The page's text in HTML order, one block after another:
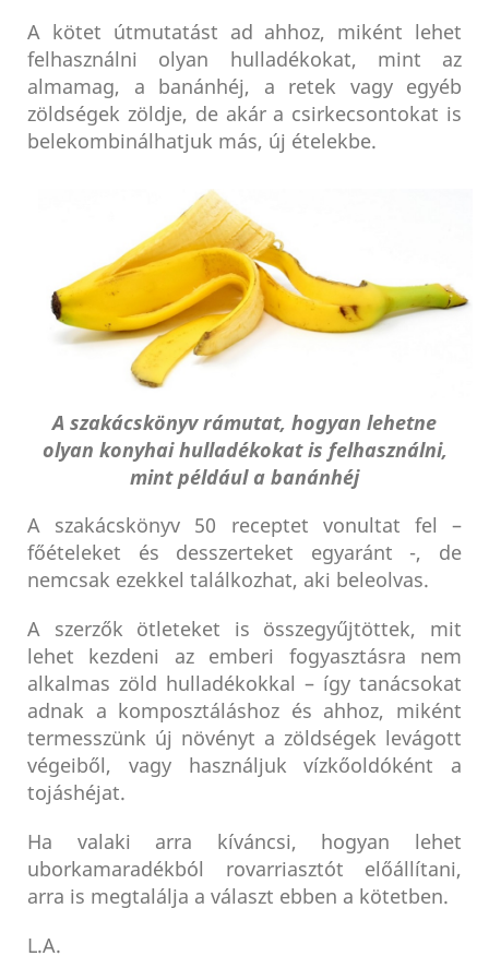
A kötet útmutatást ad ahhoz, miként lehet
felhasználni olyan hulladékokat, mint az
almamag, a banánhéj, a retek vagy egyéb
zöldségek zöldje, de akár a csirkecsontokat is
belekombinálhatjuk más, új ételekbe.
A szakácskönyv rámutat, hogyan lehetne
olyan konyhai hulladékokat is felhasználni,
mint például a banánhéj
A szakácskönyv 50 receptet vonultat fel –
főételeket és desszerteket egyaránt -, de
nemcsak ezekkel találkozhat, aki beleolvas.
A szerzők ötleteket is összegyűjtöttek, mit
lehet kezdeni az emberi fogyasztásra nem
alkalmas zöld hulladékokkal – így tanácsokat
adnak a komposztáláshoz és ahhoz, miként
termesszünk új növényt a zöldségek levágott
végeiből, vagy használjuk vízkőoldóként a
tojáshéjat.
Ha valaki arra kíváncsi, hogyan lehet
uborkamaradékból rovarriasztót előállítani,
arra is megtalálja a választ ebben a kötetben.
L.A.